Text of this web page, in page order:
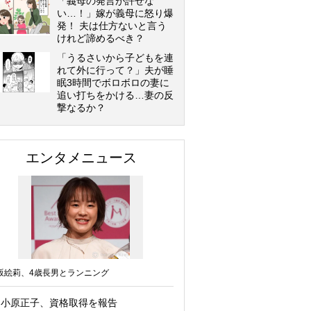
い…！」嫁が義母に怒り爆
発！ 夫は仕方ないと言う
けれど諦めるべき？
「うるさいから子どもを連
れて外に行って？」夫が睡
眠3時間でボロボロの妻に
追い打ちをかける…妻の反
撃なるか？
エンタメニュース
絵莉、4歳長男とランニング
小原正子、資格取得を報告